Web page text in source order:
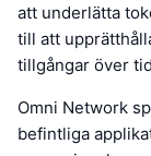
att underlätta
till att
tillgångar över
Omni Network
befintliga